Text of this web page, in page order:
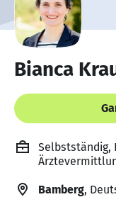
Bianca
Selbstständig,
Bamberg,